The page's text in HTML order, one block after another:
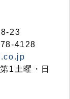
23
4128
1土曜・日